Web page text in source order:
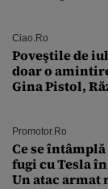
îmi salvez viața”
Ciao.ro
Poveştile de
doar o
Gina Pistol,
Promotor.ro
Ce se
fugi cu Tesla
Un atac